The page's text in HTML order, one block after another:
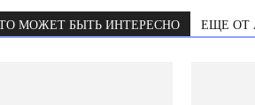
МОЖЕТ БЫТЬ ИНТЕРЕСНО ЕЩЕ ОТ